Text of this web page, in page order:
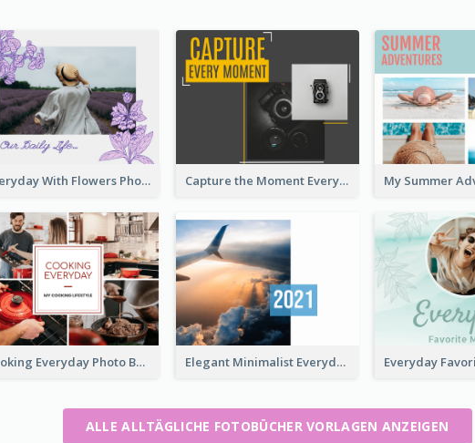
Everyday With Flowers Photo Book Capture the Moment Everyday Photo Book
Cooking Everyday Photo Book Elegant Minimalist Everyday Photo Book
ALLE ALLTÄGLICHE FOTOBÜCHER VORLAGEN ANZEIGEN